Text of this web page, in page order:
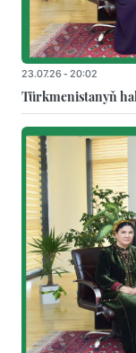
23.07.26 - 20:02
Türkmenistanyň